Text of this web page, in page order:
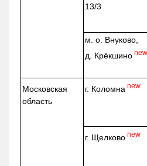
13/3
м. о. Внуково,
д. Крёкшино new
Московская
область
г. Коломна new
г. Щелково new